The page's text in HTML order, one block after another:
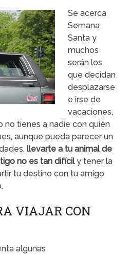
Se acerca
Semana
Santa y
muchos
serán los
que decidan
desplazarse
e irse de
vacaciones,
no tienes a nadie con quién
aunque pueda parecer un
llevarte a tu animal de
no es tan difícily tener la
tu destino con tu amigo
VIAJAR CON
algunas